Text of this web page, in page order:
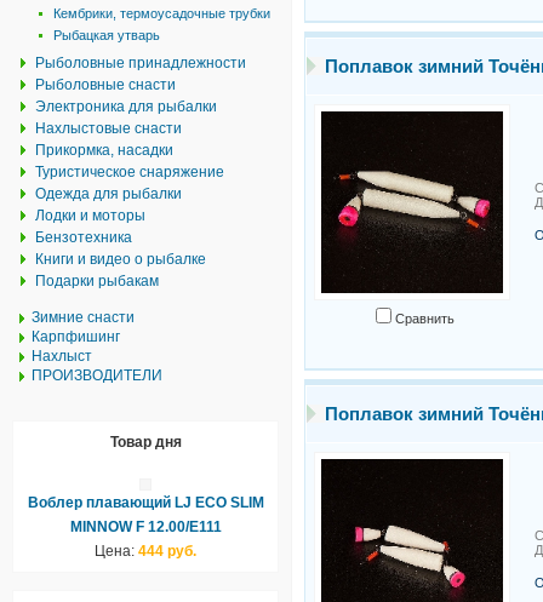
Кембрики, термоусадочные трубки
Рыбацкая утварь
Рыболовные принадлежности
Рыболовные снасти
Электроника для рыбалки
Нахлыстовые снасти
Прикормка, насадки
Туристическое снаряжение
Одежда для рыбалки
Лодки и моторы
Бензотехника
Книги и видео о рыбалке
Подарки рыбакам
Зимние снасти
Карпфишинг
Нахлыст
ПРОИЗВОДИТЕЛИ
Товар дня
Воблер плавающий LJ ECO SLIM
MINNOW F 12.00/E111
Цена: 444 руб.
Поплавок зимний
Сравнить
Поплавок зимний